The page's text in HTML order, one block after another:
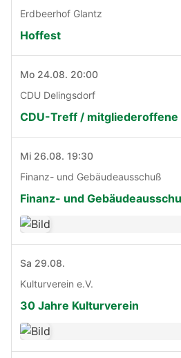
Erdbeerhof Glantz
Hoffest
Mo 24.08. 20:00
CDU Delingsdorf
CDU-Treff /
Mi 26.08. 19:30
Finanz- und Gebäudeausschuß
Finanz- und
Sa 29.08.
Kulturverein e.V.
30 Jahre Kulturverein